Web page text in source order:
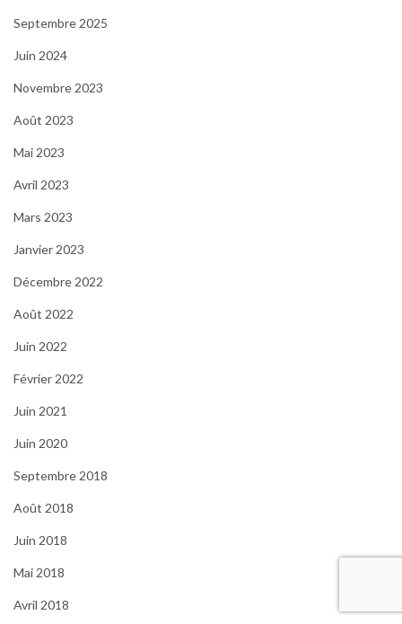
Septembre 2025
Juin 2024
Novembre 2023
Août 2023
Mai 2023
Avril 2023
Mars 2023
Janvier 2023
Décembre 2022
Août 2022
Juin 2022
Février 2022
Juin 2021
Juin 2020
Septembre 2018
Août 2018
Juin 2018
Mai 2018
Avril 2018